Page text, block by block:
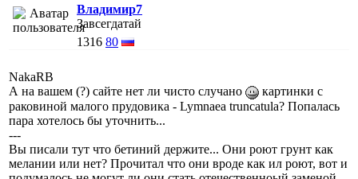
Владимир7
Завсегдатай
1316 80
NakaRB
А на вашем (?) сайте нет ли чисто случано
картинки с
раковиной малого прудовика - Lymnaea truncatula? Попалась
пара хотелось бы уточнить...
---
Вы писали тут что бетиний держите... Они роют грунт как
мелании или нет? Прочитал что они вроде как ил роют, вот и